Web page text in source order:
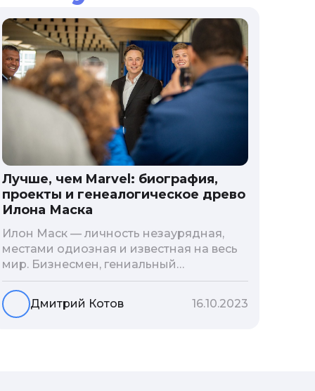
Лучше, чем Marvel: биография,
проекты и генеалогическое древо
Илона Маска
Илон Маск — личность незаурядная,
местами одиозная и известная на весь
мир. Бизнесмен, гениальный
изобретатель и миллиардер, живой
прообраз экранного Железного
человека — настоящий супергерой в
Дмитрий Котов 16.10.2023